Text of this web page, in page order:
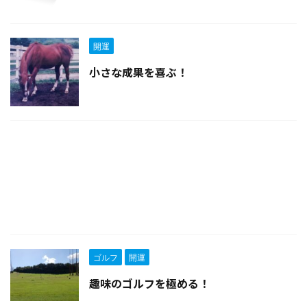
開運
小さな成果を喜ぶ！
ゴルフ 開運
趣味のゴルフを極める！